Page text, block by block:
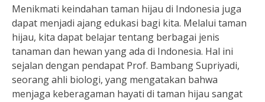
Menikmati keindahan taman hijau di Indonesia juga
dapat menjadi ajang edukasi bagi kita. Melalui taman
hijau, kita dapat belajar tentang berbagai jenis
tanaman dan hewan yang ada di Indonesia. Hal ini
sejalan dengan pendapat Prof. Bambang Supriyadi,
seorang ahli biologi, yang mengatakan bahwa
menjaga keberagaman hayati di taman hijau sangat